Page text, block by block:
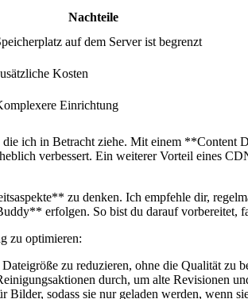
Nachteile
auf dem Server ist begrenzt
Kosten
Einrichtung
‍ich in Betracht ziehe. Mit ⁤einem
verbessert.⁤ Ein weiterer Vorteil eines
zu denken. ‍Ich empfehle ⁢dir,
erfolgen. So‍ bist ⁢du darauf vorbereitet,‌
zu optimieren:
‌zu ‍reduzieren, ‌ohne die ‍Qualität zu
durch,⁤ um alte Revisionen
sodass sie nur geladen werden, wenn